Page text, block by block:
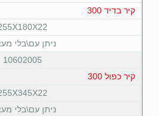
קיר בדיד 300
ניתן עם\בלי
10602005
קיר כפול 300
ניתן עם\בלי